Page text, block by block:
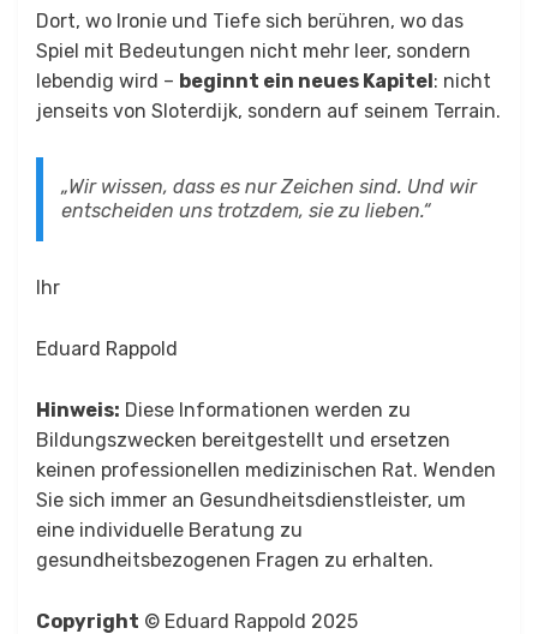
Dort, wo Ironie und Tiefe sich berühren, wo das
Spiel mit Bedeutungen nicht mehr leer, sondern
lebendig wird – beginnt ein neues Kapitel: nicht
jenseits von Sloterdijk, sondern auf seinem Terrain.
„Wir wissen, dass es nur Zeichen sind. Und wir
entscheiden uns trotzdem, sie zu lieben.“
Ihr
Eduard Rappold
Hinweis: Diese Informationen werden zu
Bildungszwecken bereitgestellt und ersetzen
keinen professionellen medizinischen Rat. Wenden
Sie sich immer an Gesundheitsdienstleister, um
eine individuelle Beratung zu
gesundheitsbezogenen Fragen zu erhalten.
Copyright © Eduard Rappold 2025